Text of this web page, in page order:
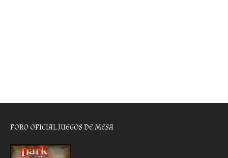
FORO OFICIAL JUEGOS DE MESA